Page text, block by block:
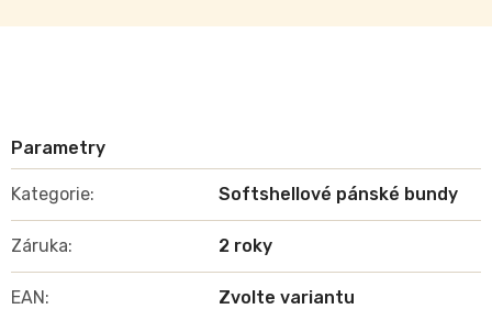
Kategorie: Softshellové pánské bundy
Záruka: 2 roky
EAN: Zvolte variantu